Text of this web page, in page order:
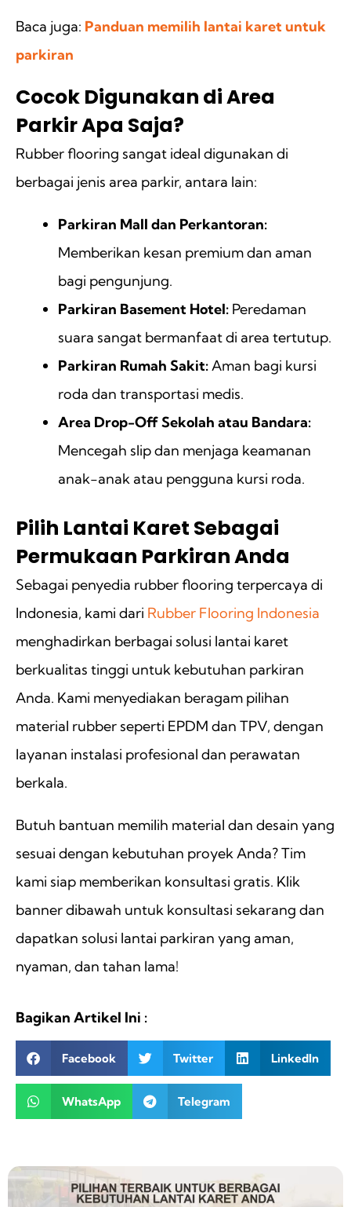
Baca juga: Panduan memilih lantai karet untuk
parkiran
Cocok Digunakan di Area
Parkir Apa Saja?
Rubber flooring sangat ideal digunakan di
berbagai jenis area parkir, antara lain:
Parkiran Mall dan Perkantoran:
Memberikan kesan premium dan aman
bagi pengunjung.
Parkiran Basement Hotel: Peredaman
suara sangat bermanfaat di area tertutup.
Parkiran Rumah Sakit:Aman bagi kursi
roda dan transportasi medis.
Area Drop-Off Sekolah atau Bandara:
Mencegah slip dan menjaga keamanan
anak-anak atau pengguna kursi roda.
Pilih Lantai Karet Sebagai
Permukaan Parkiran Anda
Sebagai penyedia rubber flooring terpercaya di
Indonesia, kami dari Rubber Flooring Indonesia
menghadirkan berbagai solusi lantai karet
berkualitas tinggi untuk kebutuhan parkiran
Anda. Kami menyediakan beragam pilihan
material rubber seperti EPDM dan TPV, dengan
layanan instalasi profesional dan perawatan
berkala.
Butuh bantuan memilih material dan desain yang
sesuai dengan kebutuhan proyek Anda? Tim
kami siap memberikan konsultasi gratis. Klik
banner dibawah untuk konsultasi sekarang dan
dapatkan solusi lantai parkiran yang aman,
nyaman, dan tahan lama!
Bagikan Artikel Ini :
Facebook Twitter LinkedIn
WhatsApp Telegram